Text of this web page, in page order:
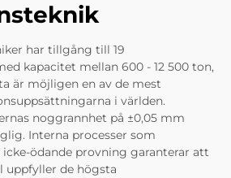
har tillgång till 19
kapacitet mellan 600 - 12 500 ton,
är möjligen en av de mest
i världen.
noggrannhet på ±0,05 mm
Interna processer som
ödande provning garanterar att
de högsta